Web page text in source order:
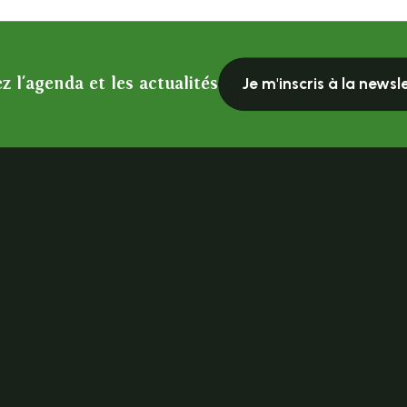
l'agenda et les actualités Je m'inscris à la